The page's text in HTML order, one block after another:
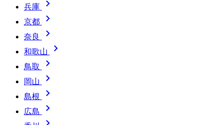
兵庫 
京都 
奈良 
和歌山 
鳥取 
岡山 
島根 
広島 